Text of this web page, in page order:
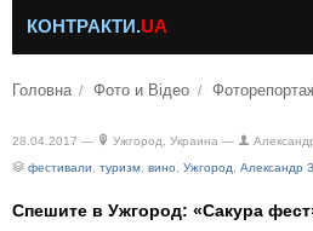
КОНТРАКТИ.UA
Головна Фото и Відео
28.04.2017 — Ужгород, Украина —
фестивали
туризм вино Ужгород Александр
Спешите в Ужгород: «Сакура